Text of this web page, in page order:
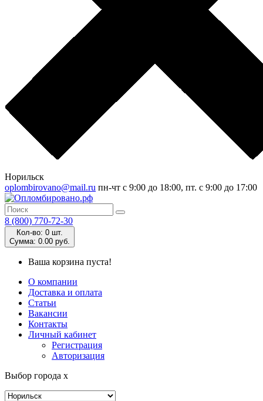
Норильск
oplombirovano@mail.ru пн-чт с 9:00 до 18:00, пт. с 9:00 до 17:00
8 (800) 770-72-30
Кол-во: 0 шт.
Cумма: 0.00 руб.
Ваша корзина пуста!
О компании
Доставка и оплата
Статьи
Вакансии
Контакты
Личный кабинет
Регистрация
Авторизация
Выбор города x